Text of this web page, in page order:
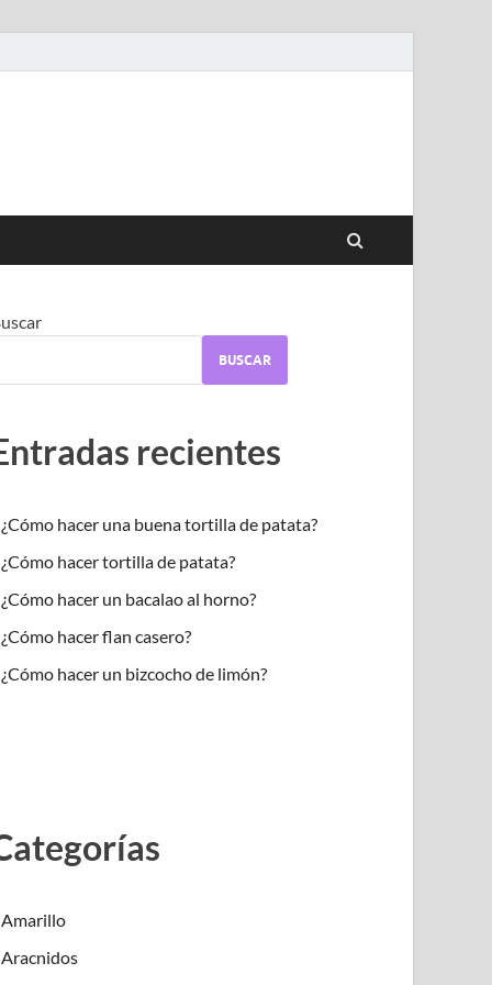
BUSCAR
recientes
¿Cómo hacer una buena tortilla de patata?
¿Cómo hacer tortilla de patata?
¿Cómo hacer un bacalao al horno?
¿Cómo hacer flan casero?
¿Cómo hacer un bizcocho de limón?
Amarillo
Aracnidos